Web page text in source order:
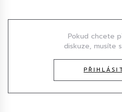
Pokud chcete
diskuze, musíte